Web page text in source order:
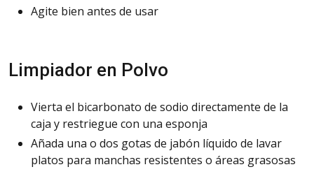
Agite bien antes de usar
Limpiador en Polvo
Vierta el bicarbonato de sodio directamente de la
caja y restriegue con una esponja
Añada una o dos gotas de jabón líquido de lavar
platos para manchas resistentes o áreas grasosas